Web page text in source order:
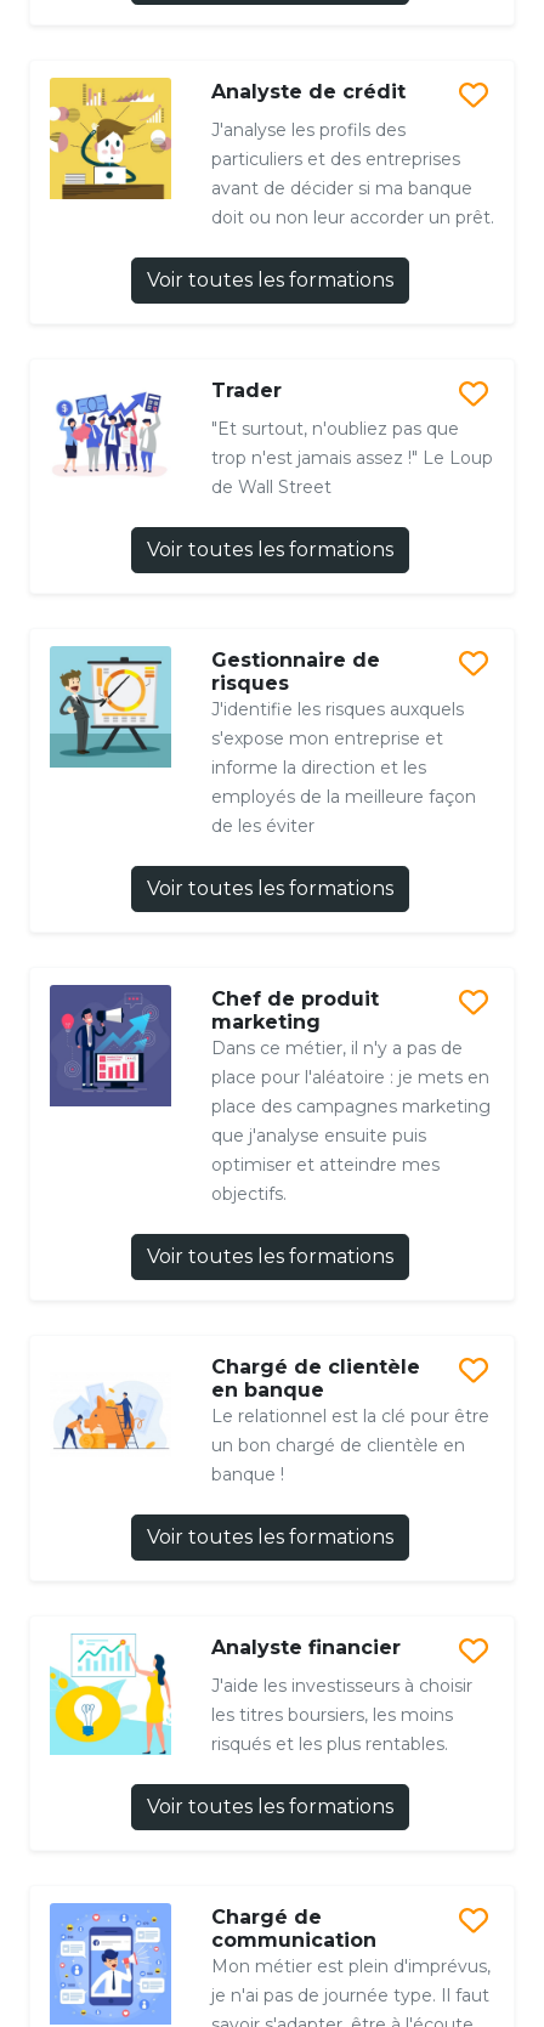
Analyste de crédit
J'analyse les profils des
particuliers et des entreprises
avant de décider si ma banque
doit ou non leur accorder un prêt.
Voir toutes les formations
Trader
"Et surtout, n'oubliez pas que
trop n'est jamais assez !" Le Loup
de Wall Street
Voir toutes les formations
Gestionnaire de
risques
J'identifie les risques auxquels
s'expose mon entreprise et
informe la direction et les
employés de la meilleure façon
de les éviter
Voir toutes les formations
Chef de produit
marketing
Dans ce métier, il n'y a pas de
place pour l'aléatoire : je mets en
place des campagnes marketing
que j'analyse ensuite puis
optimiser et atteindre mes
objectifs.
Voir toutes les formations
Chargé de clientèle
en banque
Le relationnel est la clé pour être
un bon chargé de clientèle en
banque !
Voir toutes les formations
Analyste financier
J'aide les investisseurs à choisir
les titres boursiers, les moins
risqués et les plus rentables.
Voir toutes les formations
Chargé de
communication
Mon métier est plein d'imprévus,
je n'ai pas de journée type. Il faut